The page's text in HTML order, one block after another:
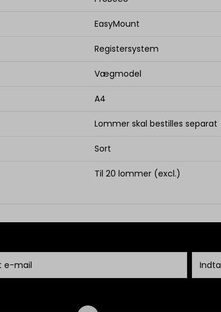
EasyMount
Registersystem
Vægmodel
A4
Lommer skal bestilles separat
Sort
Til 20 lommer (excl.)